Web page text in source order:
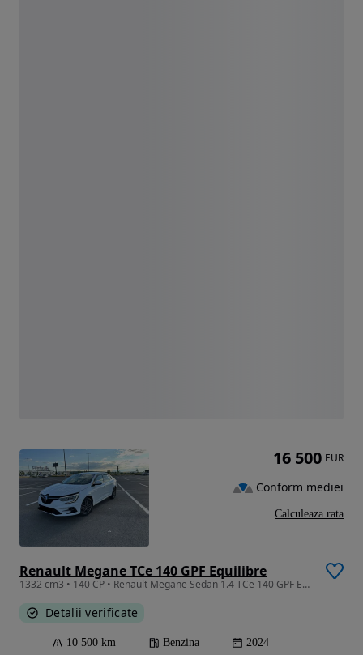
Renault Megane TCe 140 GPF Equilibre
1332 cm3 • 140 CP • Renault Megane Sedan 1.4 TCe 140 GPF Equilibre | 08/2024 | 10.500 km |
Detalii verificate
10 500 km Benzina 2024
16 500 EUR
Conform mediei
Calculeaza rata